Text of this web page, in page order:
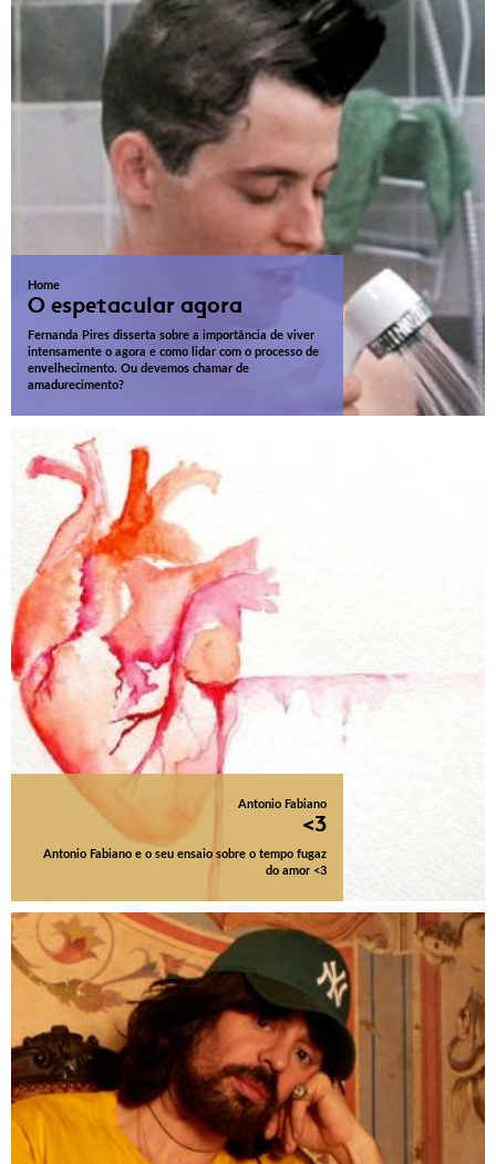
Home
O espetacular agora
Fernanda Pires disserta sobre a importância de viver
intensamente o agora e como lidar com o processo de
envelhecimento. Ou devemos chamar de
amadurecimento?
Antonio Fabiano
<3
Antonio Fabiano e o seu ensaio sobre o tempo fugaz
do amor <3